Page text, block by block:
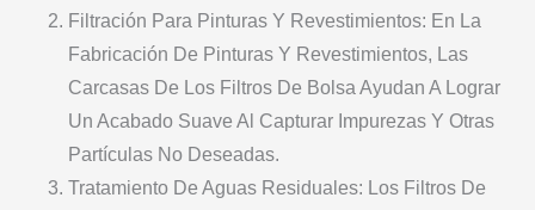
Filtración Para Pinturas Y Revestimientos: En La
Fabricación De Pinturas Y Revestimientos, Las
Carcasas De Los Filtros De Bolsa Ayudan A Lograr
Un Acabado Suave Al Capturar Impurezas Y Otras
Partículas No Deseadas.
Tratamiento De Aguas Residuales: Los Filtros De